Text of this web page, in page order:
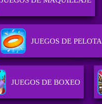
JUEGOS DE PELOTA
JUEGOS DE BOXEO